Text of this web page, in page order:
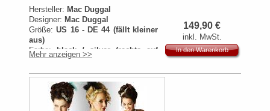
149,90 €
inkl. MwSt.
In den Warenkorb
Hersteller: Mac Duggal
Designer: Mac Duggal
Größe:US 16 - DE 44 (fällt kleiner
aus)
Farbe: black / silver (rechts auf
Bild)
Originalpreis:519€
Mehr anzeigen >>